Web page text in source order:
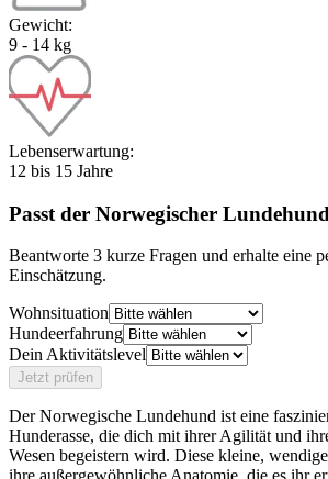
Gewicht:
9 - 14 kg
Lebenserwartung:
12 bis 15 Jahre
Passt der Norwegischer Lundehund
Beantworte 3 kurze Fragen und erhalte eine
Einschätzung.
Wohnsituation
Hundeerfahrung
Dein Aktivitätslevel
Jetzt prüfen
Der Norwegische Lundehund ist eine
Hunderasse, die dich mit ihrer Agilität und
Wesen begeistern wird. Diese kleine,